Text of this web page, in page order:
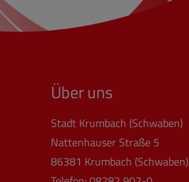
Über uns
Stadt Krumbach (Schwaben)
Nattenhauser Straße 5
86381 Krumbach (Schwaben)